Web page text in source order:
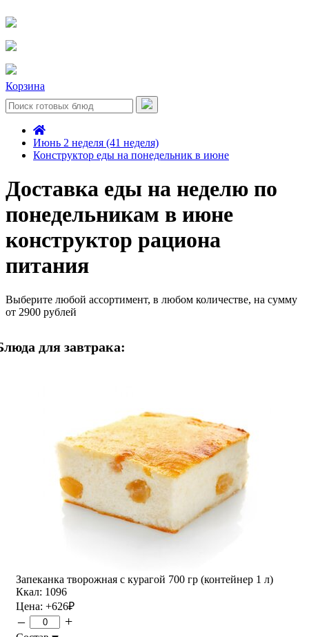
Корзина
Июнь 2 неделя (41 неделя)
Конструктор еды на понедельник в июне
Доставка еды на неделю по
понедельникам в июне
конструктор рациона
питания
Выберите любой ассортимент, в любом количестве, на сумму
от 2900 рублей
для завтрака:
Запеканка творожная с курагой 700 гр (контейнер 1 л)
Ккал: 1096
Цена: +626₽
– +